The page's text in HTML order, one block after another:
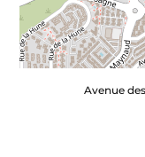
Avenue